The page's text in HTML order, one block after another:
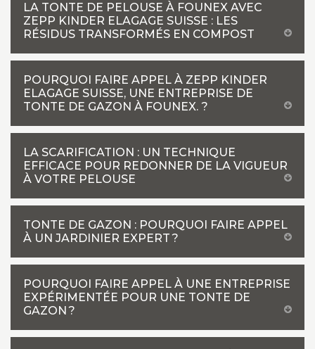
LA TONTE DE PELOUSE À FOUNEX AVEC
ZEPP KINDER ELAGAGE SUISSE : LES
RÉSIDUS TRANSFORMÉS EN COMPOST
POURQUOI FAIRE APPEL À ZEPP KINDER
ELAGAGE SUISSE, UNE ENTREPRISE DE
TONTE DE GAZON À FOUNEX. ?
LA SCARIFICATION : UN TECHNIQUE
EFFICACE POUR REDONNER DE LA VIGUEUR
À VOTRE PELOUSE
TONTE DE GAZON : POURQUOI FAIRE APPEL
À UN JARDINIER EXPERT ?
POURQUOI FAIRE APPEL À UNE ENTREPRISE
EXPÉRIMENTÉE POUR UNE TONTE DE
GAZON ?